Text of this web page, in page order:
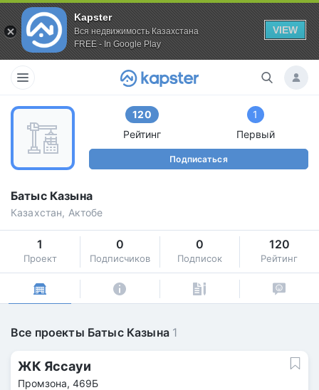
Kapster
Вся недвижимость Казахстана
FREE - In Google Play
VIEW
120
Рейтинг
1
Первый
Подписаться
Батыс Казына
Казахстан, Актобе
1
Проект
0
Подписчиков
0
Подписок
120
Рейтинг
Все проекты Батыс Казына 1
ЖК Яссауи
Промзона, 469Б